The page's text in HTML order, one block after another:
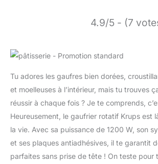
4.9/5 - (7
Tu adores les gaufres bien dorées,
et moelleuses à l’intérieur, mais tu trouves
réussir à chaque fois ? Je te comprends,
Heureusement, le gaufrier rotatif Krups est
la vie. Avec sa puissance de 1200 W, son
et ses plaques antiadhésives, il te garantit
parfaites sans prise de tête ! On teste pour